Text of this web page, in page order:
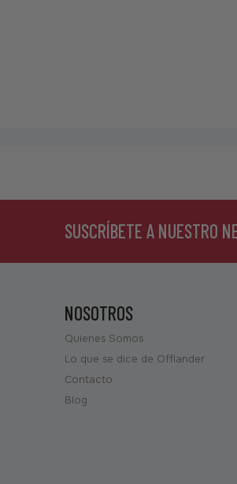
SUSCRÍBETE A NUESTRO
NOSOTROS
Quienes Somos
Lo que se dice de Offlander
Contacto
Blog